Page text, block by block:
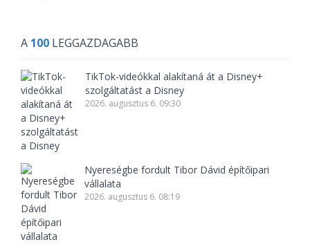
A 100 LEGGAZDAGABB
TikTok-videókkal alakítaná át a Disney+
szolgáltatást a Disney
2026. augusztus 6. 09:30
Nyereségbe fordult Tibor Dávid építőipari
vállalata
2026. augusztus 6. 08:19